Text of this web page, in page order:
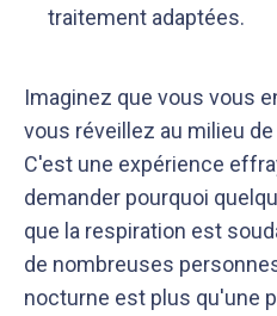
traitement adaptées.
Imaginez que vous vous
vous réveillez au milieu
C'est une expérience
demander pourquoi
que la respiration est
de nombreuses
nocturne est plus qu'une